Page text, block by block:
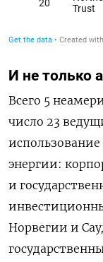
И не только
Всего 5
число 23
энергии: к
и
Норвегии и